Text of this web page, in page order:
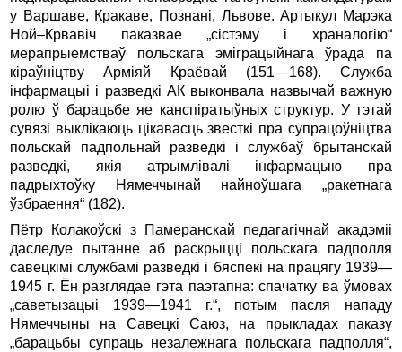
у Варшаве, Кракаве, Познані, Львове. Артыкул Марэка
Ной–Крвавіч паказвае „сістэму і храналогію“
мерапрыемстваў польскага эміграцыйнага ўрада па
кіраўніцтву Арміяй Краёвай (151—168). Служба
інфармацыі і разведкі АК выконвала назвычай важную
ролю ў барацьбе яе канспіратыўных структур. У гэтай
сувязі выклікаюць цікавасць звесткі пра супрацоўніцтва
польскай падпольнай разведкі і службаў брытанскай
разведкі, якія атрымлівалі інфармацыю пра
падрыхтоўку Нямеччынай найноўшага „ракетнага
ўзбраення“ (182).
Пётр Колакоўскі з Памеранскай педагагічнай акадэміі
да­следуе пытанне аб раскрыцці польскага падполля
савецкімі службамі разведкі і бяспекі на працягу 1939—
1945 г. Ён разглядае гэта паэтапна: спачатку ва ўмовах
„саветызацыі 1939—1941 г.“, потым пасля нападу
Нямеччыны на Савецкі Саюз, на пры­кладах паказу
„барацьбы супраць незалежнага польскага падполля“,